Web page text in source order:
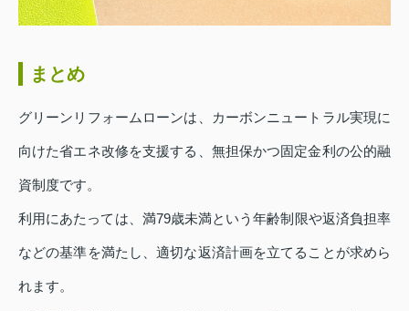
まとめ
グリーンリフォームローンは、カーボンニュートラル実現に
向けた省エネ改修を支援する、無担保かつ固定金利の公的融
資制度です。
利用にあたっては、満79歳未満という年齢制限や返済負担率
などの基準を満たし、適切な返済計画を立てることが求めら
れます。